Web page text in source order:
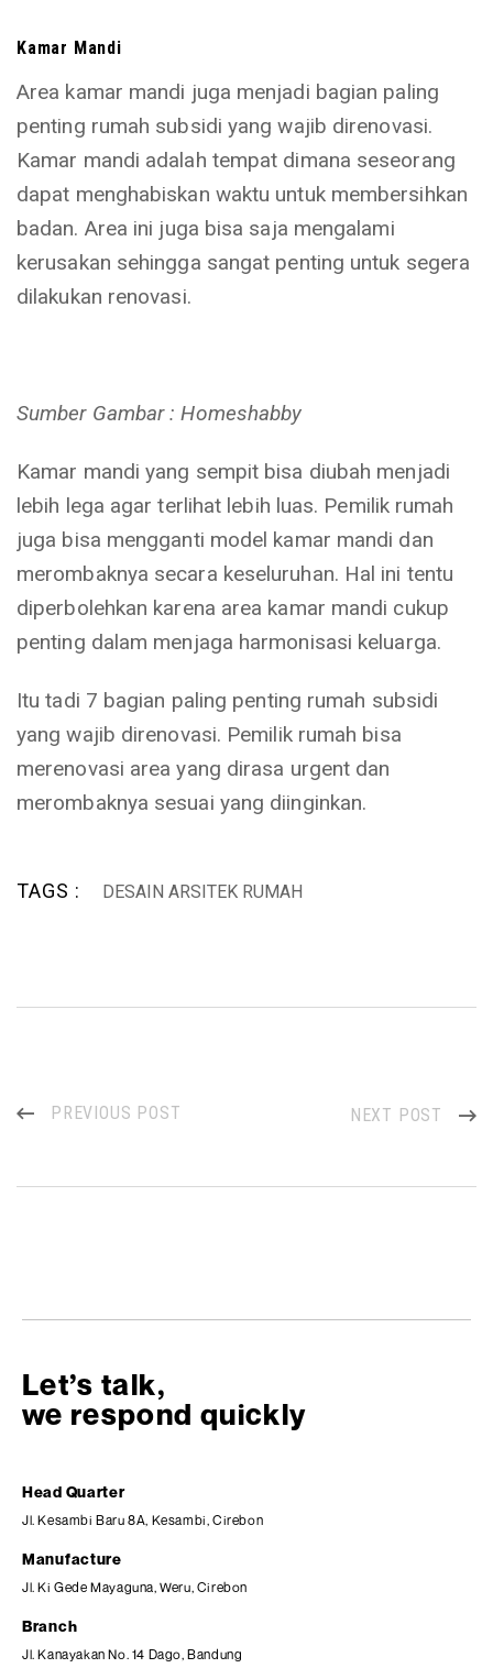
Kamar Mandi
Area kamar mandi juga menjadi bagian paling
penting rumah subsidi yang wajib direnovasi.
Kamar mandi adalah tempat dimana seseorang
dapat menghabiskan waktu untuk membersihkan
badan. Area ini juga bisa saja mengalami
kerusakan sehingga sangat penting untuk segera
dilakukan renovasi.
Sumber Gambar : Homeshabby
Kamar mandi yang sempit bisa diubah menjadi
lebih lega agar terlihat lebih luas. Pemilik rumah
juga bisa mengganti model kamar mandi dan
merombaknya secara keseluruhan. Hal ini tentu
diperbolehkan karena area kamar mandi cukup
penting dalam menjaga harmonisasi keluarga.
Itu tadi 7 bagian paling penting rumah subsidi
yang wajib direnovasi. Pemilik rumah bisa
merenovasi area yang dirasa urgent dan
merombaknya sesuai yang diinginkan.
TAGS : DESAIN ARSITEK RUMAH
PREVIOUS POST NEXT POST
Let’s talk,
we respond quickly
Head Quarter
Jl. Kesambi Baru 8A, Kesambi, Cirebon
Manufacture
Jl. Ki Gede Mayaguna, Weru, Cirebon
Branch
Jl. Kanayakan No. 14 Dago, Bandung